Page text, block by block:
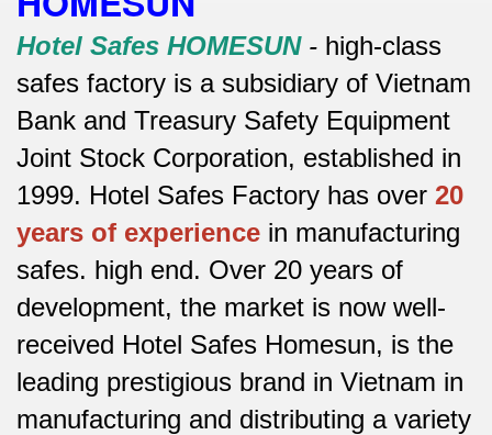
Hotel Safes HOMESUN- high-class
safes factory is a subsidiary of Vietnam
Bank and Treasury Safety Equipment
Joint Stock Corporation, established in
1999. Hotel Safes Factory has over 20
years of experience in manufacturing
safes. high end. Over 20 years of
development, the market is now well-
received Hotel Safes Homesun, is the
leading prestigious brand in Vietnam in
manufacturing and distributing a variety